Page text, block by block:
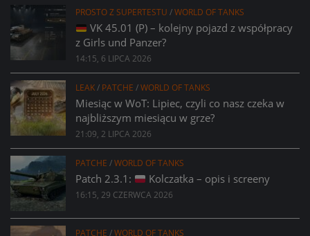
PROSTO Z SUPERTESTU /WORLD OF TANKS
VK 45.01 (P) – kolejny pojazd z współpracy
z Girls und Panzer?
14:15, 6 LIPCA 2026
LEAK/ PATCHE /WORLD OF TANKS
Miesiąc w WoT: Lipiec, czyli co nasz czeka w
najbliższym miesiącu w grze?
21:09, 2 LIPCA 2026
PATCHE /WORLD OF TANKS
Patch 2.3.1: Kolczatka – opis i screeny
16:15, 29 CZERWCA 2026
PATCHE /WORLD OF TANKS